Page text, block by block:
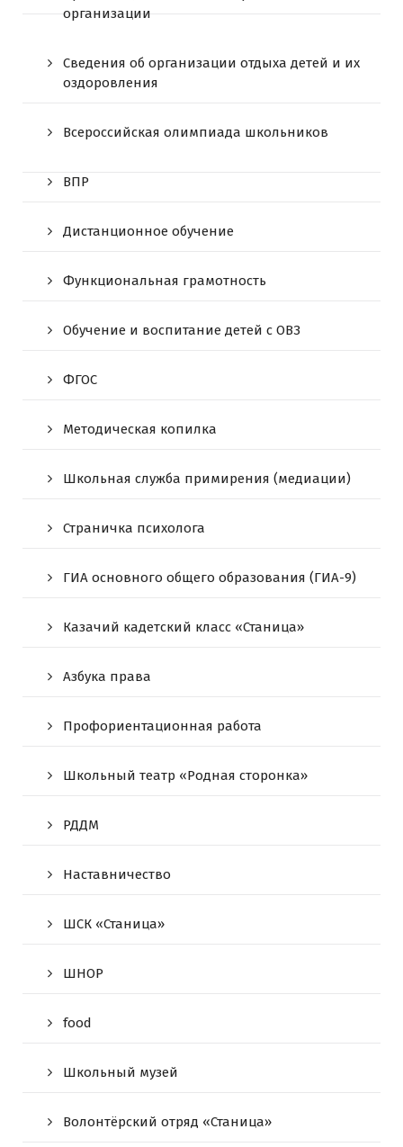
организации
Сведения об организации отдыха детей и их
оздоровления
Всероссийская олимпиада школьников
ВПР
Дистанционное обучение
Функциональная грамотность
Обучение и воспитание детей с ОВЗ
ФГОС
Методическая копилка
Школьная служба примирения (медиации)
Страничка психолога
ГИА основного общего образования (ГИА-9)
Казачий кадетский класс «Станица»
Азбука права
Профориентационная работа
Школьный театр «Родная сторонка»
РДДМ
Наставничество
ШСК «Станица»
ШНОР
food
Школьный музей
Волонтёрский отряд «Станица»